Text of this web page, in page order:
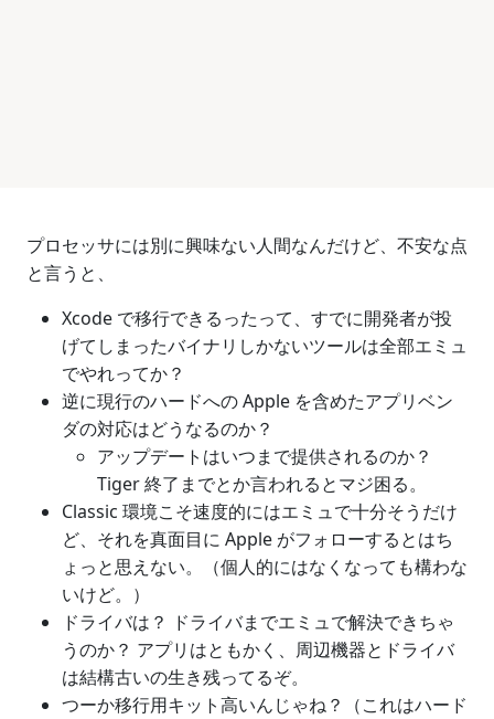
プロセッサには別に興味ない人間なんだけど、不安な点
と言うと、
Xcode で移行できるったって、すでに開発者が投
げてしまったバイナリしかないツールは全部エミュ
でやれってか？
逆に現行のハードへの Apple を含めたアプリベン
ダの対応はどうなるのか？
アップデートはいつまで提供されるのか？
Tiger 終了までとか言われるとマジ困る。
Classic 環境こそ速度的にはエミュで十分そうだけ
ど、それを真面目に Apple がフォローするとはち
ょっと思えない。（個人的にはなくなっても構わな
いけど。）
ドライバは？ ドライバまでエミュで解決できちゃ
うのか？ アプリはともかく、周辺機器とドライバ
は結構古いの生き残ってるぞ。
つーか移行用キット高いんじゃね？（これはハード